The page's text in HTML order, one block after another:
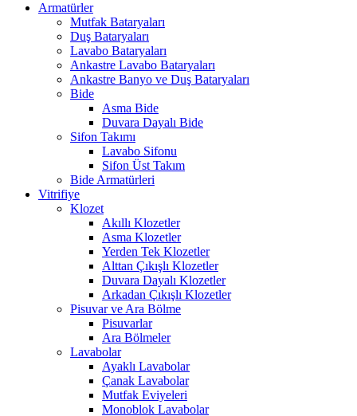
Armatürler
Mutfak Bataryaları
Duş Bataryaları
Lavabo Bataryaları
Ankastre Lavabo Bataryaları
Ankastre Banyo ve Duş Bataryaları
Bide
Asma Bide
Duvara Dayalı Bide
Sifon Takımı
Lavabo Sifonu
Sifon Üst Takım
Bide Armatürleri
Vitrifiye
Klozet
Akıllı Klozetler
Asma Klozetler
Yerden Tek Klozetler
Alttan Çıkışlı Klozetler
Duvara Dayalı Klozetler
Arkadan Çıkışlı Klozetler
Pisuvar ve Ara Bölme
Pisuvarlar
Ara Bölmeler
Lavabolar
Ayaklı Lavabolar
Çanak Lavabolar
Mutfak Eviyeleri
Monoblok Lavabolar